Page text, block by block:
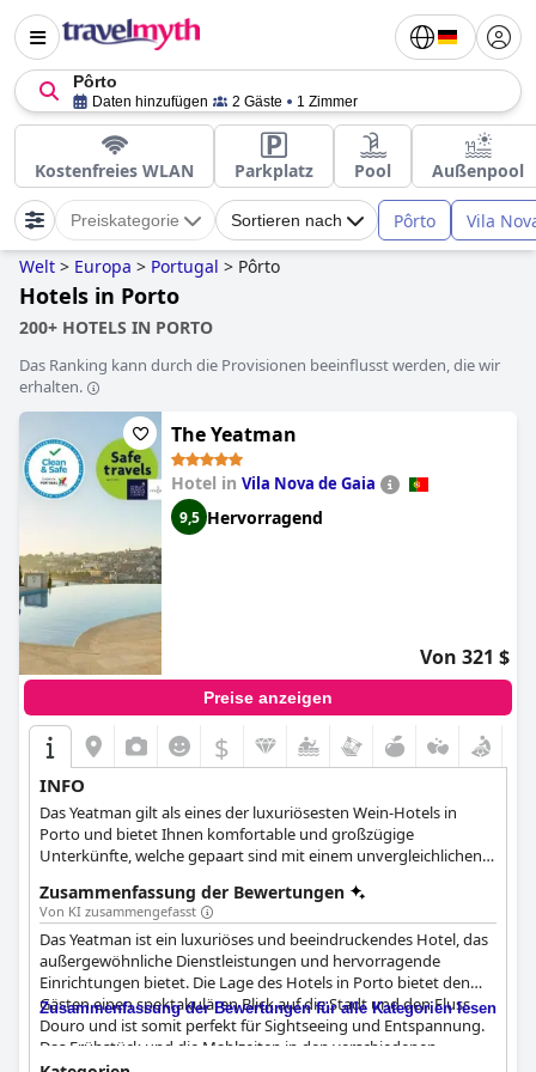
Pôrto
Daten hinzufügen 2 Gäste 1 Zimmer
Kostenfreies WLAN Parkplatz Pool Außenpool
Preiskategorie Sortieren nach Pôrto Vila
Welt > Europa > Portugal > Pôrto
Hotels in Porto
200+ HOTELS IN PORTO
Das Ranking kann durch die Provisionen beeinflusst werden, die wir
erhalten.
The Yeatman
Hotel in Vila Nova de Gaia
9,5 Hervorragend
Von 321 $
Preise anzeigen
$
INFO
Das Yeatman gilt als eines der luxuriösesten Wein-Hotels in
Porto und bietet Ihnen komfortable und großzügige
Unterkünfte, welche gepaart sind mit einem unvergleichlichen
Es befindet sich an den Spitze eines idyllischen Hügels und
verfügt über einen Innen- sowie Außenpool in Infinity-Art, eine
exzellente Küche und den allerbesten Wein in ganz Portugal.
Gäste können ebenfalls im hoteleigenen Spa- und Wellness-
Bereich die Seele baumeln lassen, eine Konferenz in einem der
großräumigen Meetingsäle einberufen oder sich auch einfach
mal zurücklehnen und alles genießen, was diese wunderschöne
Stadt zu bieten hat.
Zusammenfassung der Bewertungen
Von KI zusammengefasst
Das Yeatman ist ein luxuriöses und beeindruckendes Hotel, das
außergewöhnliche Dienstleistungen und hervorragende
Einrichtungen bietet. Die Lage des Hotels in Porto bietet den
Gästen einen spektakulären Blick auf die Stadt und den Fluss
Douro und ist somit perfekt für Sightseeing und Entspannung.
Das Frühstück und die Mahlzeiten in den verschiedenen
Zusammenfassung der Bewertungen für alle Kategorien lesen